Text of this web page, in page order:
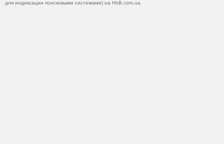
для индексации поисковыми системами) на HnB.com.ua.